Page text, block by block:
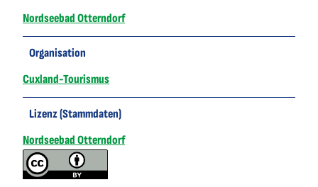
Nordseebad Otterndorf
Organisation
Cuxland-Tourismus
Lizenz (Stammdaten)
Nordseebad Otterndorf